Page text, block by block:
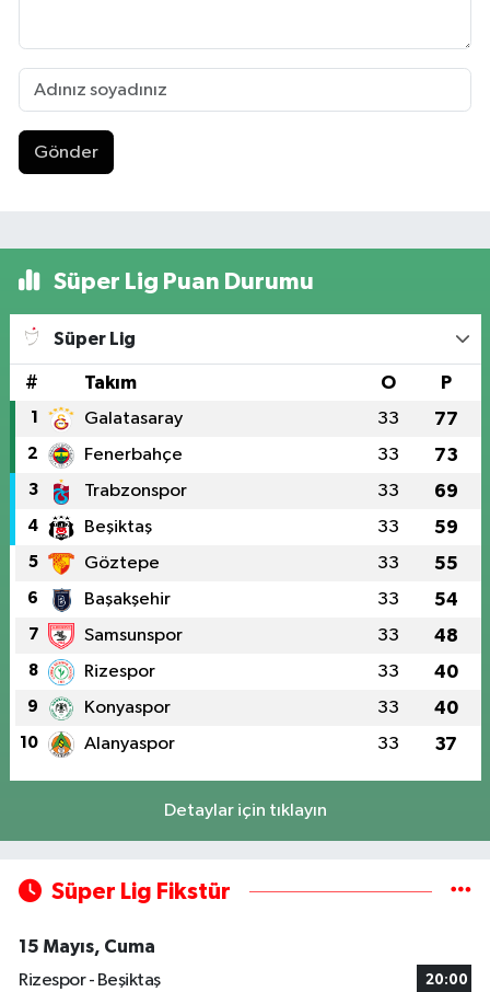
Gönder
Süper Lig Puan Durumu
Süper Lig
# Takım O P
1 Galatasaray 33 77
2 Fenerbahçe 33 73
3 Trabzonspor 33 69
4 Beşiktaş 33 59
5 Göztepe 33 55
6 Başakşehir 33 54
7 Samsunspor 33 48
8 Rizespor 33 40
9 Konyaspor 33 40
10 Alanyaspor 33 37
Detaylar için tıklayın
Süper Lig Fikstür
15 Mayıs, Cuma
Rizespor - Beşiktaş
20:00